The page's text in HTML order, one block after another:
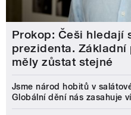
Prokop: Češi hledají
prezidenta.
měly zůstat stejné
Jsme národ hobitů v
Globální dění nás zasahuje